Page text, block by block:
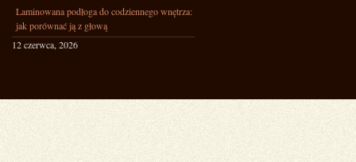
Laminowana podłoga do codziennego wnętrza:
jak porównać ją z głową
12 czerwca, 2026